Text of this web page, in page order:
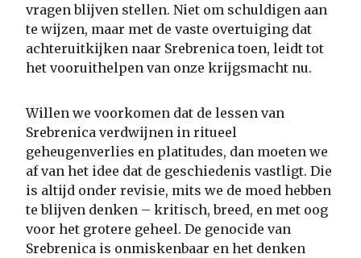
vragen blijven stellen. Niet om schuldigen aan
te wijzen, maar met de vaste overtuiging dat
achteruitkijken naar Srebrenica toen, leidt tot
het vooruithelpen van onze krijgsmacht nu.
Willen we voorkomen dat de lessen van
Srebrenica verdwijnen in ritueel
geheugenverlies en platitudes, dan moeten we
af van het idee dat de geschiedenis vastligt. Die
is altijd onder revisie, mits we de moed hebben
te blijven denken – kritisch, breed, en met oog
voor het grotere geheel. De genocide van
Srebrenica is onmiskenbaar en het denken